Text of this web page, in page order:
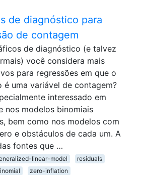
de diagnóstico para
de contagem
de diagnóstico (e talvez
você considera mais
para regressões em que o
é uma variável de contagem?
interessado em
nos modelos binomiais
bem como nos modelos com
e obstáculos de cada um. A
fontes que …
linear-model
residuals
zero-inflation